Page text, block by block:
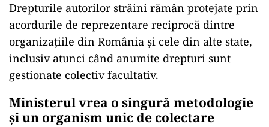
Drepturile autorilor străini rămân protejate prin
acordurile de reprezentare reciprocă dintre
organizațiile din România și cele din alte state,
inclusiv atunci când anumite drepturi sunt
gestionate colectiv facultativ.
Ministerul vrea o singură metodologie
și un organism unic de colectare